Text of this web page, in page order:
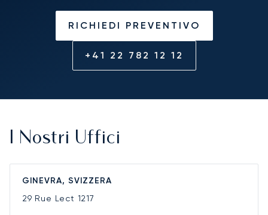
RICHIEDI PREVENTIVO
+41 22 782 12 12
I Nostri Uffici
GINEVRA, SVIZZERA
29 Rue Lect 1217